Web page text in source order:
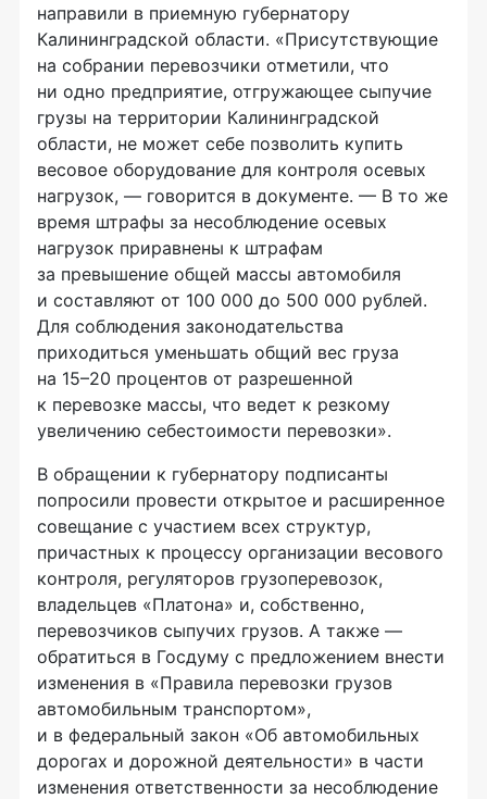
направили в приемную губернатору
Калининградской области. «Присутствующие
на собрании перевозчики отметили, что
ни одно предприятие, отгружающее сыпучие
грузы на территории Калининградской
области, не может себе позволить купить
весовое оборудование для контроля осевых
нагрузок, — говорится в документе. — В то же
время штрафы за несоблюдение осевых
нагрузок приравнены к штрафам
за превышение общей массы автомобиля
и составляют от 100 000 до 500 000 рублей.
Для соблюдения законодательства
приходиться уменьшать общий вес груза
на 15–20 процентов от разрешенной
к перевозке массы, что ведет к резкому
увеличению себестоимости перевозки».
В обращении к губернатору подписанты
попросили провести открытое и расширенное
совещание с участием всех структур,
причастных к процессу организации весового
контроля, регуляторов грузоперевозок,
владельцев «Платона» и, собственно,
перевозчиков сыпучих грузов. А также —
обратиться в Госдуму с предложением внести
изменения в «Правила перевозки грузов
автомобильным транспортом»,
и в федеральный закон «Об автомобильных
дорогах и дорожной деятельности» в части
изменения ответственности за несоблюдение